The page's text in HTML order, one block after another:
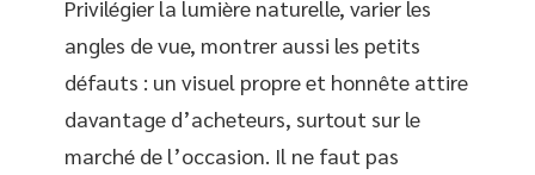
Privilégier la lumière naturelle, varier les
angles de vue, montrer aussi les petits
défauts : un visuel propre et honnête attire
davantage d’acheteurs, surtout sur le
marché de l’occasion. Il ne faut pas